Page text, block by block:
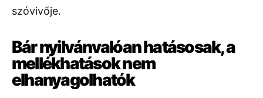
szóvivője.
Bár nyilvánvalóan hatásosak, a
mellékhatások nem
elhanyagolhatók